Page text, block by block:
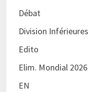
Débat
Division Inférieures
Edito
Elim. Mondial 2026
EN